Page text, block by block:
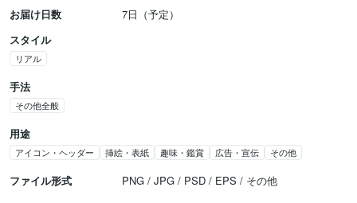
お届け日数
7日（予定）
スタイル
リアル
手法
その他全般
用途
アイコン・ヘッダー 挿絵・表紙 趣味・鑑賞 広告・宣伝 その他
ファイル形式 PNG / JPG / PSD / EPS / その他